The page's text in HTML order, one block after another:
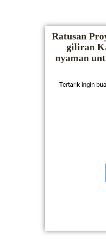
Ratusan
giliran
nyaman
Tertarik ingin